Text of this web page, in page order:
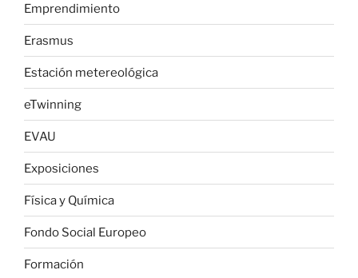
Emprendimiento
Erasmus
Estación metereológica
eTwinning
EVAU
Exposiciones
Física y Química
Fondo Social Europeo
Formación